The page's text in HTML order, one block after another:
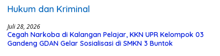
Hukum dan Kriminal
Juli 28, 2026
Cegah Narkoba di Kalangan Pelajar, KKN UPR Kelompok 03
Gandeng GDAN Gelar Sosialisasi di SMKN 3 Buntok